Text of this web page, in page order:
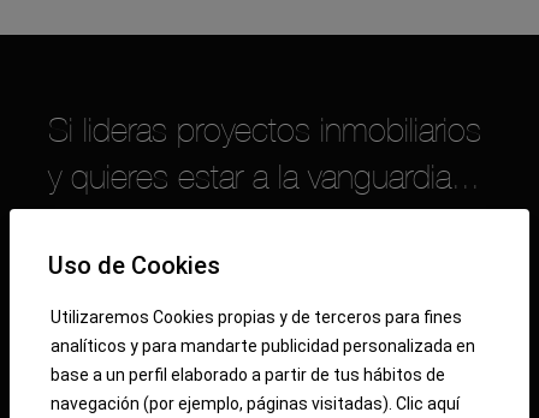
Si lideras proyectos inmobiliarios
y quieres estar a la vanguardia...
Future es tu punto de encuentro
promotores, arquitectos,
ingenieros y prescriptores— se reúnen para
descubrir las últimas innovaciones y
Uso de Cookies
Utilizaremos Cookies propias y de terceros para fines
analí­ticos y para mandarte publicidad personalizada en
base a un perfil elaborado a partir de tus hábitos de
navegación (por ejemplo, páginas visitadas). Clic aquí